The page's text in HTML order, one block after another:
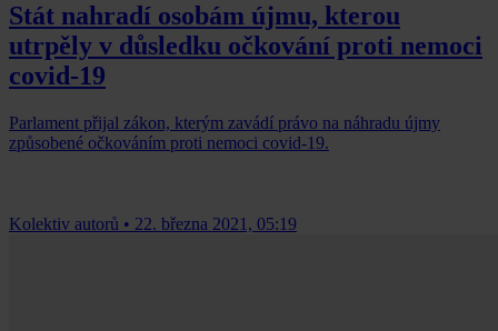
Stát nahradí osobám újmu, kterou
utrpěly v důsledku očkování proti nemoci
covid-19
Parlament přijal zákon, kterým zavádí právo na náhradu újmy
způsobené očkováním proti nemoci covid-19.
Kolektiv autorů • 22. března 2021, 05:19